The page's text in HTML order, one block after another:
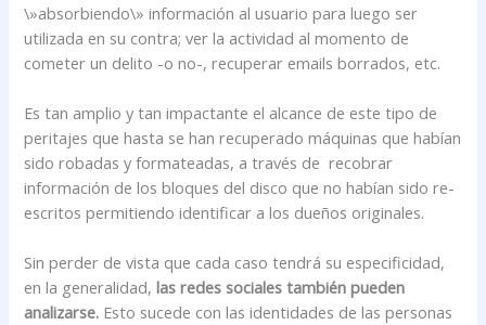
\»absorbiendo\» información al usuario para luego ser
utilizada en su contra; ver la actividad al momento de
cometer un delito -o no-, recuperar emails borrados, etc.
Es tan amplio y tan impactante el alcance de este tipo de
peritajes que hasta se han recuperado máquinas que habían
sido robadas y formateadas, a través de recobrar
información de los bloques del disco que no habían sido re-
escritos permitiendo identificar a los dueños originales.
Sin perder de vista que cada caso tendrá su especificidad,
en la generalidad,las redes sociales también pueden
analizarse. Esto sucede con las identidades de las personas